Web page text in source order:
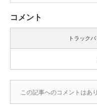
コメント
トラック
この記事へのコメントはあ